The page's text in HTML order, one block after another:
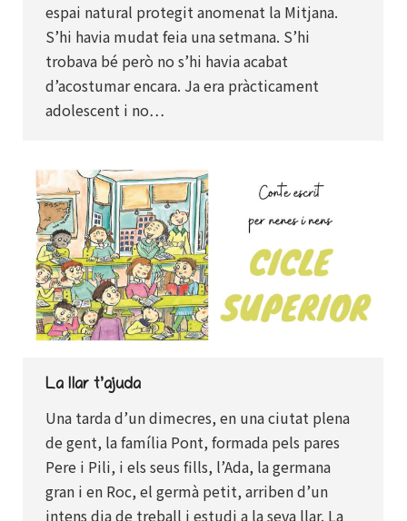
espai natural protegit anomenat la Mitjana.
S’hi havia mudat feia una setmana. S’hi
trobava bé però no s’hi havia acabat
d’acostumar encara. Ja era pràcticament
adolescent i no…
La llar t’ajuda
Una tarda d’un dimecres, en una ciutat plena
de gent, la família Pont, formada pels pares
Pere i Pili, i els seus fills, l’Ada, la germana
gran i en Roc, el germà petit, arriben d’un
intens dia de treball i estudi a la seva llar. La